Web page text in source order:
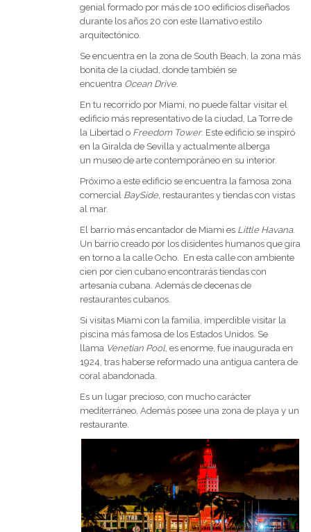
genial formado por más de 100 edificios diseñados
durante los años 20 con este llamativo estilo
arquitectónico.
Se encuentra en la zona de South Beach, la zona más
bonita de la ciudad, donde también se
encuentra Ocean Drive.
En tu recorrido por Miami, no puede faltar visitar el
edificio más representativo de la ciudad, La Torre de
la Libertad o Freedom Tower. Este edificio se inspiró
en la Giralda de Sevilla y actualmente alberga
un museo de arte contemporáneo en su interior.
Próximo a este edificio se encuentra la famosa zona
comercial BaySide, restaurantes y tiendas con vistas
al mar.
El barrio más encantador de Miami es Little Havana.
Un barrio creado por los disidentes humanos que gira
en torno a la calle Ocho. En esta calle con ambiente
cien por cien cubano encontrarás tiendas con
artesanía cubana. Además de decenas de
restaurantes cubanos.
Si visitas Miami con la familia, imperdible visitar la
piscina más famosa de los Estados Unidos. Se
llama Venetian Pool, es enorme, fue inaugurada en
1924, tras haberse reformado una antigua cantera de
coral abandonada.
Es un lugar precioso, con mucho carácter
mediterráneo. Además posee una zona de playa y un
restaurante.